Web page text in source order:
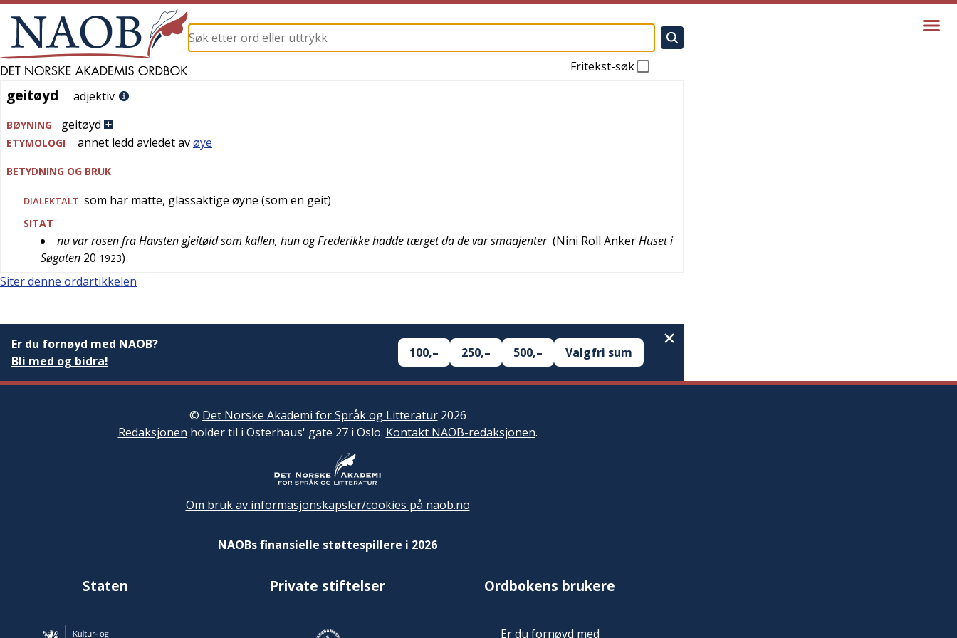
Fritekst-søk
geitøyd
geitøyd adjektiv
BØYNING geitøyd
ETYMOLOGI annet ledd avledet avøye
BETYDNING OG BRUK
DIALEKTALT som har matte, glassaktige øyne (som en geit)
SITAT
nu var rosen fra Havsten gjeitøid som kallen, hun og Frederikke hadde tærget da de var smaajenter (Nini Roll AnkerHuset i
Søgaten 20 1923)
Siter denne ordartikkelen
Er du fornøyd med NAOB?
Bli med og bidra!
100,– 250,– 500,– Valgfri sum
© Det Norske Akademi for Språk og Litteratur2026
Redaksjonen holder til i Osterhaus' gate 27 i Oslo. Kontakt NAOB-redaksjonen.
Om bruk av informasjonskapsler/cookies på naob.no
NAOBs finansielle støttespillere i 2026
Staten Private stiftelser Ordbokens brukere
Er du fornøyd med